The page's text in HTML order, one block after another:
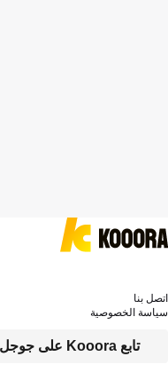
تابع Kooora على جوجل
اتصل بنا
سياسة الخصوصية